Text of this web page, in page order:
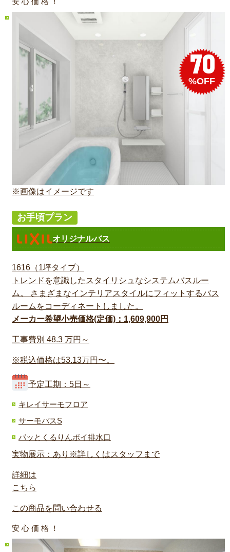
70
%OFF
※画像はイメージです
お手頃プラン
オリジナルバス
1616（1坪タイプ）
トレンドを意識したスタイリシュなシステムバスルー
ム。 さまざまなインテリアスタイルにフィットするバス
ルームをコーディネートしました。
メーカー希望小売価格(定価)：1,609,900円
工事費別 48.3 万円～
※税込価格は53.13万円〜。
予定工期：5日～
キレイサーモフロア
サーモバスS
パッとくるりんポイ排水口
実物展示：あり※詳しくはスタッフまで
詳細は
こちら
この商品を問い合わせる
安 心 価 格 ！